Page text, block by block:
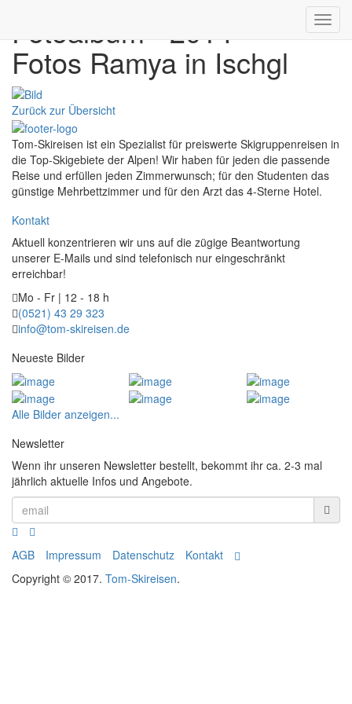
Fotoalbum - 2014
Fotos Ramya in Ischgl
Zurück zur Übersicht
Tom-Skireisen ist ein Spezialist für preiswerte Skigruppenreisen in
die Top-Skigebiete der Alpen! Wir haben für jeden die passende
Reise und erfüllen jeden Zimmerwunsch; für den Studenten das
günstige Mehrbettzimmer und für den Arzt das 4-Sterne Hotel.
Kontakt
Aktuell konzentrieren wir uns auf die zügige Beantwortung
unserer E-Mails und sind telefonisch nur eingeschränkt
erreichbar!
Mo - Fr | 12 - 18 h
(0521) 43 29 323
info@tom-skireisen.de
Neueste Bilder
Alle Bilder anzeigen...
Newsletter
Wenn ihr unseren Newsletter bestellt, bekommt ihr ca. 2-3 mal
jährlich aktuelle Infos und Angebote.
AGB Impressum Datenschutz
Kontakt
Copyright © 2017. Tom-Skireisen.